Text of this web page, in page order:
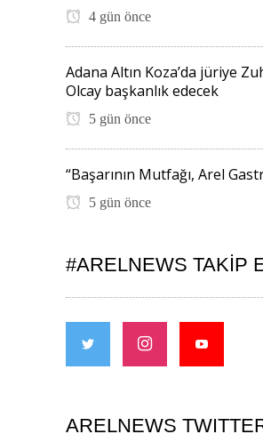
4 gün önce
Adana Altın Koza’da jüriye
Olcay başkanlık edecek
5 gün önce
“Başarının Mutfağı, Arel
5 gün önce
#ARELNEWS TAKIP
ARELNEWS